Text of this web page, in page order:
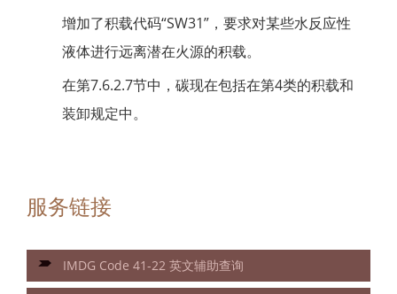
增加了积载代码“SW31”，要求对某些水反应性
液体进行远离潜在火源的积载。
在第7.6.2.7节中，碳现在包括在第4类的积载和
装卸规定中。
服务链接
IMDG Code 41-22 英文辅助查询